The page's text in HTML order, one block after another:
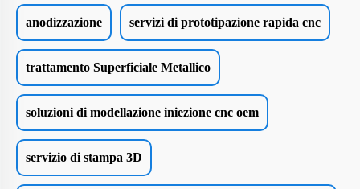
anodizzazione servizi di prototipazione rapida cnc
trattamento Superficiale Metallico
soluzioni di modellazione iniezione cnc oem
servizio di stampa 3D